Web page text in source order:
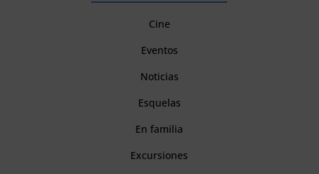
Cine
Eventos
Noticias
Esquelas
En familia
Excursiones